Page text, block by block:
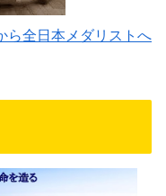
ら全日本メダリストへ